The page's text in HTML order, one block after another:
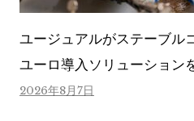
ユージュアルがステーブル
ユーロ導入ソリューション
2026年8月7日